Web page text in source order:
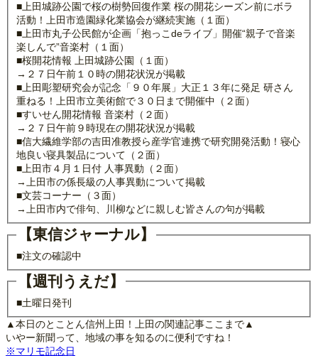
■上田城跡公園で桜の樹勢回復作業 桜の開花シーズン前にボラ
活動！上田市造園緑化業協会が継続実施（１面）
■上田市丸子公民館が企画「抱っこdeライブ」開催“親子で音楽
楽しんで”音楽村（１面）
■桜開花情報 上田城跡公園（１面）
→２７日午前１０時の開花状況が掲載
■上田彫塑研究会が記念「９０年展」大正１３年に発足 研さん
重ねる！上田市立美術館で３０日まで開催中（２面）
■すいせん開花情報 音楽村（２面）
→２７日午前９時現在の開花状況が掲載
■信大繊維学部の吉田准教授ら産学官連携で研究開発活動！寝心
地良い寝具製品について（２面）
■上田市４月１日付 人事異動（２面）
→上田市の係長級の人事異動について掲載
■文芸コーナー（３面）
→上田市内で俳句、川柳などに親しむ皆さんの句が掲載
【東信ジャーナル】
■注文の確認中
【週刊うえだ】
■土曜日発刊
▲本日のとことん信州上田！上田の関連記事ここまで▲
いやー新聞って、地域の事を知るのに便利ですね！
※マリモ記念日